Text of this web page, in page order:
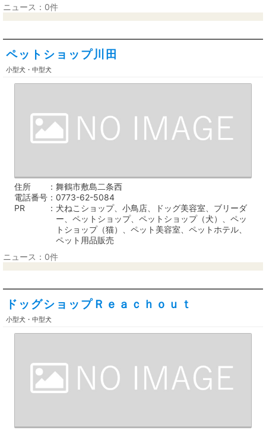
ニュース：0件
ペットショップ川田
小型犬・中型犬
住所
舞鶴市敷島二条西
電話番号
0773-62-5084
PR
犬ねこショップ、小鳥店、ドッグ美容室、ブリーダ
ー、ペットショップ、ペットショップ（犬）、ペッ
トショップ（猫）、ペット美容室、ペットホテル、
ペット用品販売
ニュース：0件
ドッグショップＲｅａｃｈｏｕｔ
小型犬・中型犬